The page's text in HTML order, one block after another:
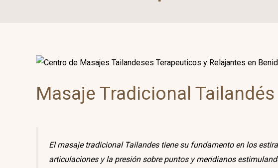
Masaje Tradicional
El masaje tradicional Tailandes tiene su fundamento en los
articulaciones y la presión sobre puntos y meridianos